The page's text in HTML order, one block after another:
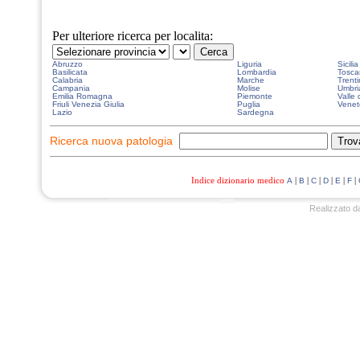
Per ulteriore ricerca per localita:
Abruzzo Liguria
Sicilia
Basilicata
Lombardia
Calabria
Marche
Campania
Molise
Emilia Romagna
Piemonte
Valle
Friuli Venezia Giulia
Puglia
Lazio
Sardegna
Ricerca nuova patologia
Indice dizionario medico A | B | C | D | E | F |
Realizzato